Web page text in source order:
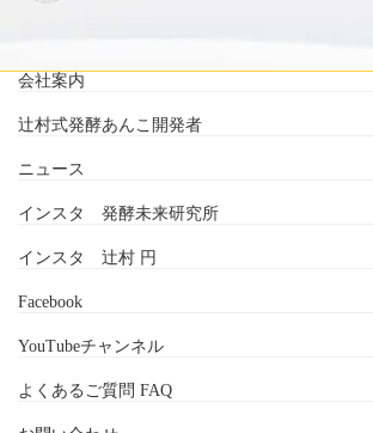
会社案内
辻村式発酵あんこ開発者
ニュース
インスタ 発酵未来研究所
インスタ 辻村 円
Facebook
YouTubeチャンネル
よくあるご質問 FAQ